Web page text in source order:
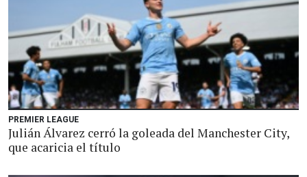
PREMIER LEAGUE
Julián Álvarez cerró la goleada del Manchester City,
que acaricia el título